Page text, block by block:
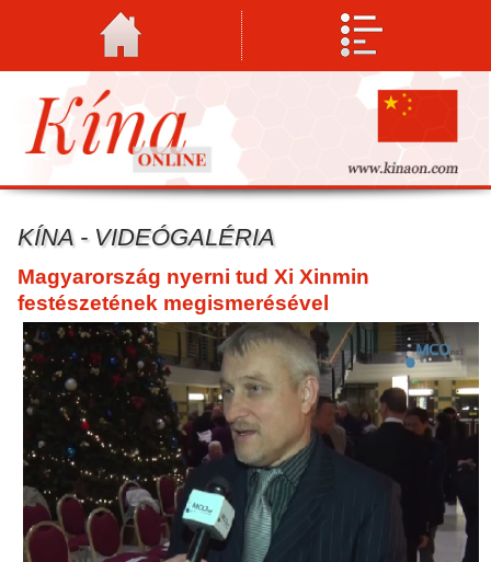
KÍNA - VIDEÓGALÉRIA
Magyarország nyerni tud Xi Xinmin
festészetének megismerésével